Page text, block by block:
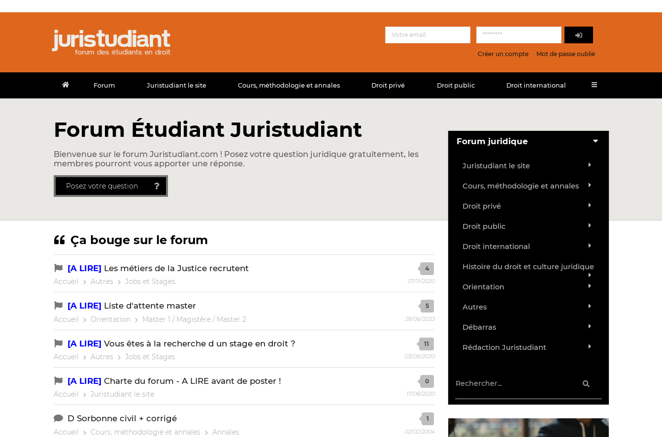
Créer un compte Mot de passe oublié
Forum Juristudiant le site Cours, méthodologie et annales Droit privé Droit public Droit international
Forum Étudiant Juristudiant
Bienvenue sur le forum Juristudiant.com ! Posez votre question juridique gratuitement, les
membres pourront vous apporter une réponse.
Posez votre question
Ça bouge sur le forum
[A LIRE] Les métiers de la Justice recrutent
Accueil Autres Jobs et Stages
4
07/11/2020
[A LIRE] Liste d'attente master
Accueil Orientation Master 1 / Magistère / Master 2
5
28/06/2023
[A LIRE] Vous êtes à la recherche d un stage en droit ?
Accueil Autres Jobs et Stages
11
03/09/2020
[A LIRE] Charte du forum - A LIRE avant de poster !
Accueil Juristudiant le site
0
17/08/2020
D Sorbonne civil + corrigé
Accueil Cours, méthodologie et annales Annales
1
02/02/2004
Forum juridique
Juristudiant le site
Cours, méthodologie et annales
Droit privé
Droit public
Droit international
Histoire du droit et culture juridique
Orientation
Autres
Débarras
Rédaction Juristudiant